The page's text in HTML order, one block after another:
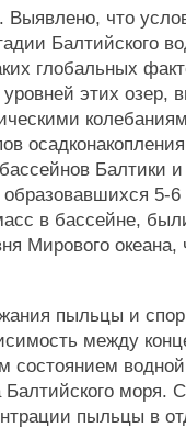
Выявлено, что
Балтийского
глобальных
этих озер,
Балтики
5-
в бассейне,
Мирового океана,
пыльцы и
между
состоянием
Балтийского моря.
пыльцы в